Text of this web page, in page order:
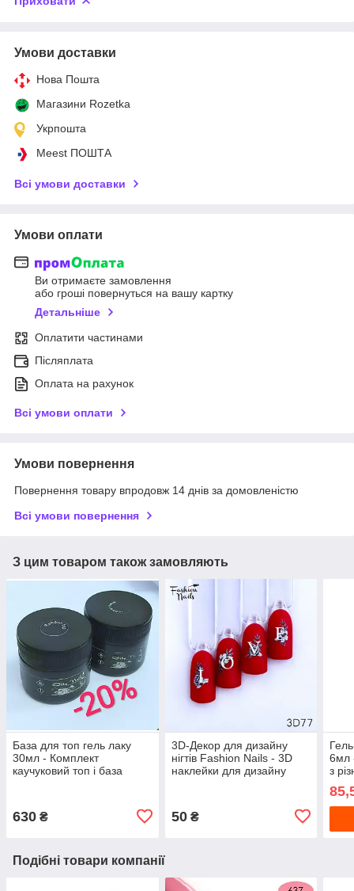
Умови доставки
Нова Пошта
Магазини Rozetka
Укрпошта
Meest ПОШТА
Всі умови доставки
Умови оплати
Ви отримаєте замовлення
або гроші повернуться на вашу картку
Детальніше
Оплатити частинами
Післяплата
Оплата на рахунок
Всі умови оплати
Умови повернення
Повернення товару впродовж 14 днів за домовленістю
Всі умови повернення
З цим товаром також замовляють
База для топ гель лаку
30мл - Комплект
каучуковий топ і база
630 ₴
3D-Декор для дизайну
нігтів Fashion Nails - 3D
наклейки для дизайну
50₴
6мл
з
Подібні товари компанії